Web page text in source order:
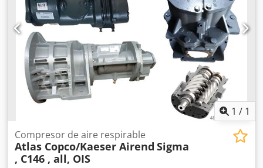
1 / 1
Compresor de aire respirable
Atlas Copco/Kaeser Airend Sigma
, C146 , all, OIS